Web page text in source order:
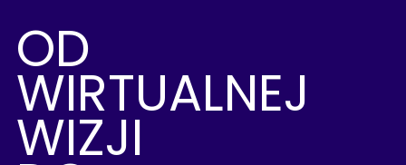
OD
WIRTUALNEJ
WIZJI